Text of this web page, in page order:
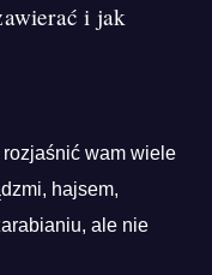
i jak
wam wiele
hajsem,
ale nie